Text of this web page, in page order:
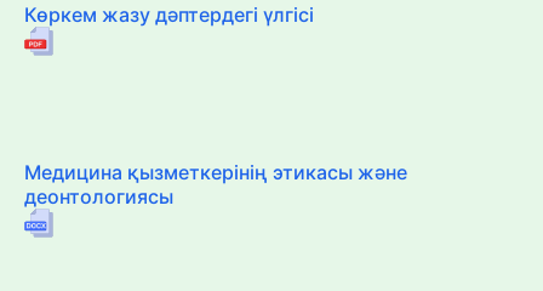
Көркем жазу дәптердегі үлгісі
Медицина қызметкерінің этикасы және
деонтологиясы